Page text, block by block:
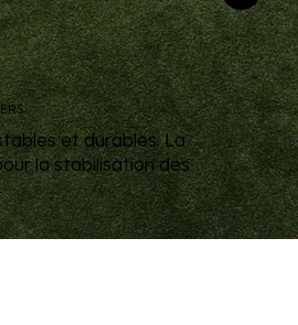
et durables. La
la stabilisation des